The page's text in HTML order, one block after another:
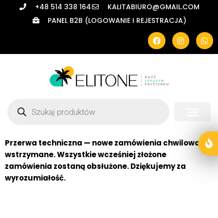
+48 514 338 164
KALITABIURO@GMAIL.COM
PANEL B2B (LOGOWANIE I REJESTRACJA)
Przerwa techniczna — nowe zamówienia chwilowo
wstrzymane. Wszystkie wcześniej złożone
zamówienia zostaną obsłużone. Dziękujemy za
wyrozumiałość.